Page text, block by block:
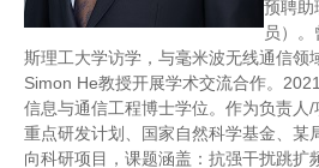
预聘助
员）
斯理工大学访学，与毫米波无线通信领
Simon He教授开展学术交流合作。
信息与通信工程博士学位。作为负责人
重点研发计划、国家自然科学基金、某
向科研项目，课题涵盖：抗强干扰跳扩